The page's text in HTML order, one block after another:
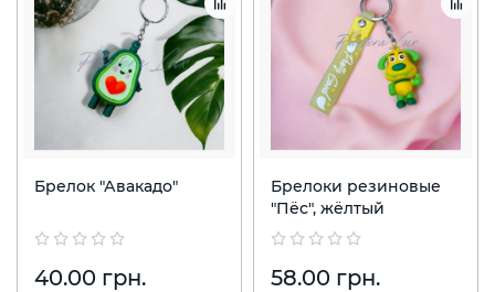
Брелок "Авакадо"
40.00 грн.
Брелоки резиновые
"Пёс", жёлтый
58.00 грн.